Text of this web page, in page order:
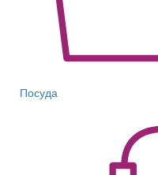
Посуда